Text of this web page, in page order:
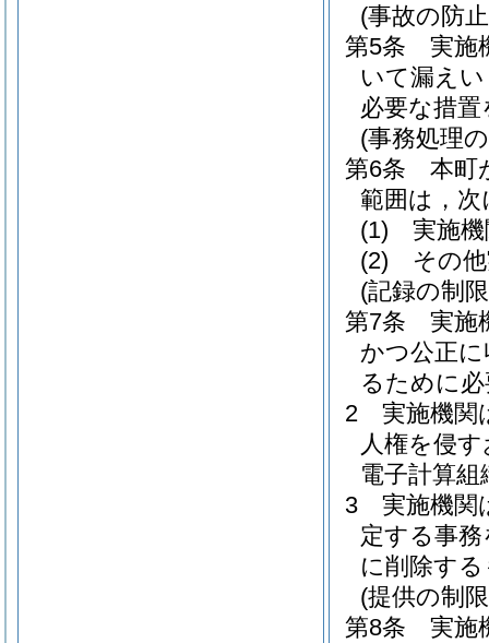
(事故の防
第5条
実施
いて漏え
必要な措
(事務処理
第6条
本町
範囲は，
(1)
実施
(2)
その
(記録の制
第7条
実施
かつ公正
るために
2
実施機関
人権を侵
電子計算
3
実施機関
定する事
に削除す
(提供の制
第8条
実施